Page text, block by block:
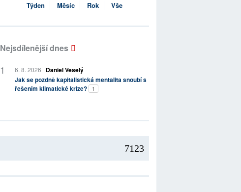
Týden Měsíc Rok Vše
Nejsdílenější dnes
6. 8. 2026
Daniel Veselý
Jak se pozdně kapitalistická mentalita snoubí s
řešením klimatické krize?
1
7123